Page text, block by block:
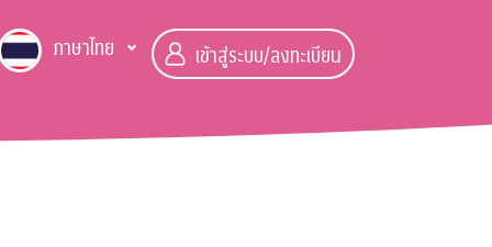
ภาษาไทย เข้าสู่ระบบ/ลงทะเบียน